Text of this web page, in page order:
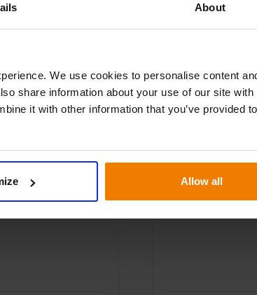
About
We use cookies to personalise content
share information about your use of our site with
it with other information that you’ve provided
Allow all
prensiplerini ve
planlama sayesinde
nasıl artırdığını
Envanter
Teknikler,
Çözümler
Envanter
maliyetleri en
seviyelerinin
bir tedarik zinciri